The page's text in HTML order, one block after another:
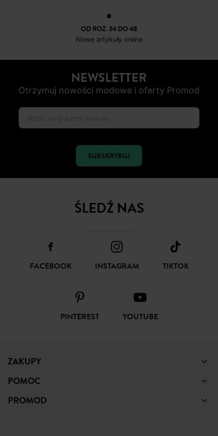
OD ROZ. 34 DO 48
Nowe artykuły online
NEWSLETTER
Otrzymuj nowości modowe i oferty Promod
SUBSKRYBUJ
ŚLEDŹ NAS
FACEBOOK INSTAGRAM TIKTOK
PINTEREST YOUTUBE
ZAKUPY
POMOC
PROMOD